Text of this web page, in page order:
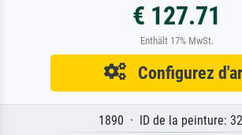
€ 127.71
Enthält 17% MwSt.
Configurez
1890 · ID de la peinture: